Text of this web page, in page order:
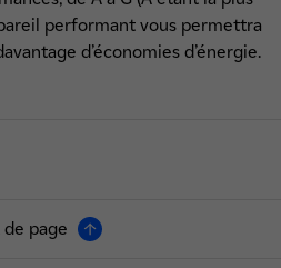
performant vous permettra
d’économies d’énergie.
de page